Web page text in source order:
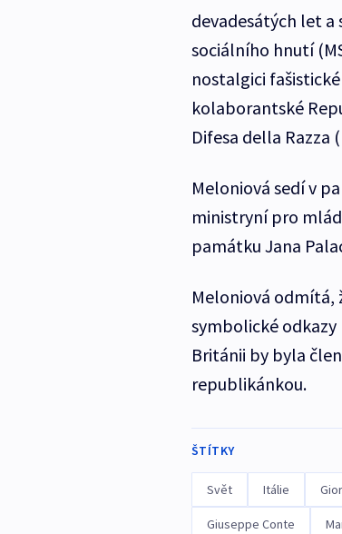
devadesátých let
sociálního hnutí
nostalgici
kolaborantské
Difesa della Razza
Meloniová sedí v
ministryní pro
památku Jana
Meloniová odmítá,
symbolické odkazy
Británii by byla
republikánkou.
ŠTÍTKY
Svět Itálie
Giuseppe Conte